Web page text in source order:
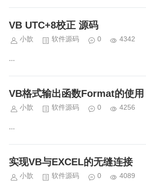
VB UTC+8校正 源码
小歆 软件源码 0 4342
...
VB格式输出函数Format的使用
小歆 软件源码 0 4256
...
实现VB与EXCEL的无缝连接
小歆 软件源码 0 4089